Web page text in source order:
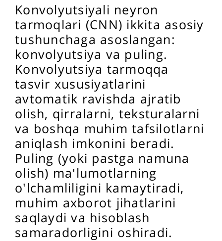
Konvolyutsiyali neyron
tarmoqlari (CNN) ikkita asosiy
tushunchaga asoslangan:
konvolyutsiya va puling.
Konvolyutsiya tarmoqqa
tasvir xususiyatlarini
avtomatik ravishda ajratib
olish, qirralarni, teksturalarni
va boshqa muhim tafsilotlarni
aniqlash imkonini beradi.
Puling (yoki pastga namuna
olish) ma'lumotlarning
o'lchamliligini kamaytiradi,
muhim axborot jihatlarini
saqlaydi va hisoblash
samaradorligini oshiradi.